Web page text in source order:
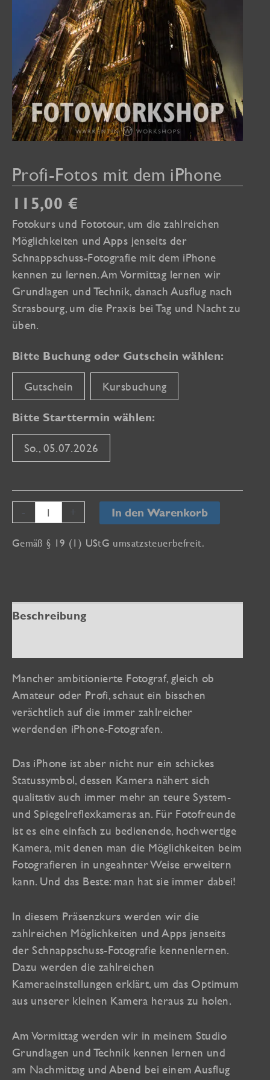
Profi-Fotos mit dem iPhone
115,00 €
Fotokurs und Fototour, um die zahlreichen
Möglichkeiten und Apps jenseits der
Schnappschuss-Fotografie mit dem iPhone
kennen zu lernen. Am Vormittag lernen wir
Grundlagen und Technik, danach Ausflug nach
Strasbourg, um die Praxis bei Tag und Nacht zu
üben.
Bitte Buchung oder Gutschein wählen:
Gutschein Kursbuchung
Bitte Starttermin wählen:
So., 05.07.2026
-
Fotos
mit
+ In den Warenkorb
Gemäß § 19 (1) UStG umsatzsteuerbefreit.
Beschreibung
Mancher ambitionierte Fotograf, gleich ob
Amateur oder Profi, schaut ein bisschen
verächtlich auf die immer zahlreicher
werdenden iPhone-Fotografen.
Das iPhone ist aber nicht nur ein schickes
Statussymbol, dessen Kamera nähert sich
qualitativ auch immer mehr an teure System-
und Spiegelreflexkameras an. Für Fotofreunde
ist es eine einfach zu bedienende, hochwertige
Kamera, mit denen man die Möglichkeiten beim
Fotografieren in ungeahnter Weise erweitern
kann. Und das Beste: man hat sie immer dabei!
In diesem Präsenzkurs werden wir die
zahlreichen Möglichkeiten und Apps jenseits
der Schnappschuss-Fotografie kennenlernen.
Dazu werden die zahlreichen
Kameraeinstellungen erklärt, um das Optimum
aus unserer kleinen Kamera heraus zu holen.
Am Vormittag werden wir in meinem Studio
Grundlagen und Technik kennen lernen und
am Nachmittag und Abend bei einem Ausflug